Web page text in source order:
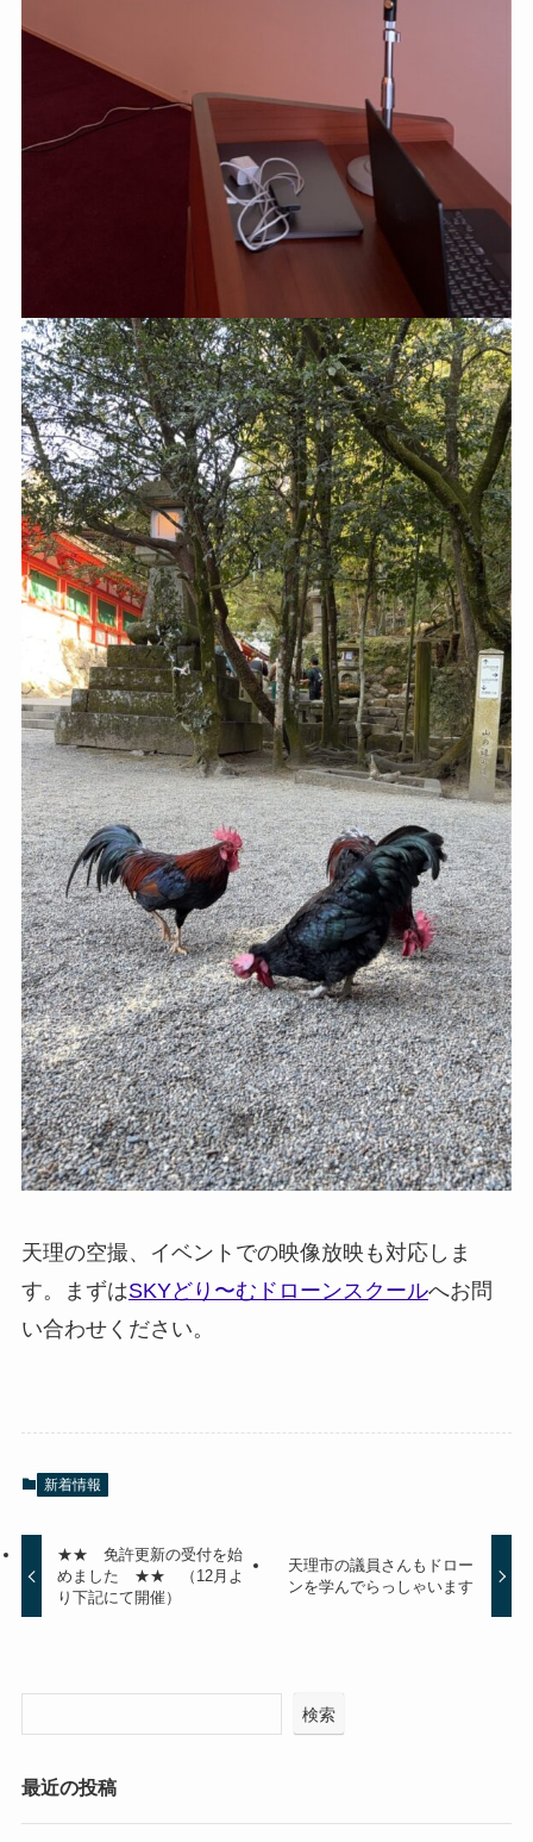
天理の空撮、イベントでの映像放映も対応しま
す。まずはSKYどり〜むドローンスクールへお問
い合わせください。
新着情報
★★ 免許更新の受付を始
めました ★★ （12月よ
り下記にて開催）
天理市の議員さんもドロー
ンを学んでらっしゃいます
検索
最近の投稿